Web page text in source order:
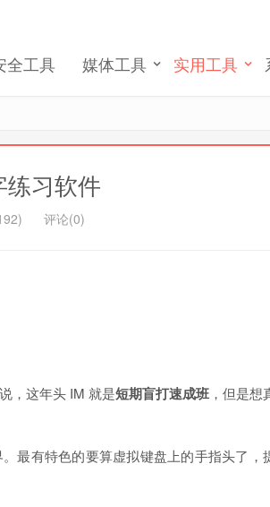
全工具 媒体工具 实用工具
练习软件
评论(0)
，这年头 IM 就是短期盲打速成班，但是想
最有特色的要算虚拟键盘上的手指头了，